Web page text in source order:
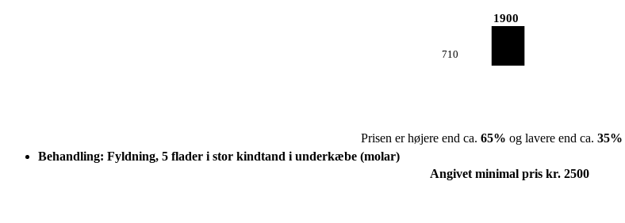
710
1900
Prisen er højere end ca. 65% og lavere end ca. 35%
Behandling: Fyldning, 5 flader i stor kindtand i underkæbe (molar)
Angivet minimal pris kr. 2500